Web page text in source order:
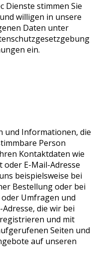
Dienste stimmen Sie
willigen in unsere
Daten unter
ein.
und Informationen, die
Person
Kontaktdaten wie
E-Mail-Adresse
beispielsweise bei
Bestellung oder bei
Umfragen und
die wir bei
und mit
Seiten und
auf unseren